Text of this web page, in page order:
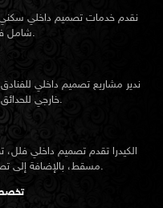
نقدم خدمات تصميم داخلي
شامل في مدينة الكويت.
ندير مشاريع تصميم داخلي
خارجي للحدائق والمجمعات في المنامة.
الكيدرا تقدم تصميم داخلي
مسقط، بالإضافة إلى تصميم حدائق ومشاريع خارجية فاخرة.